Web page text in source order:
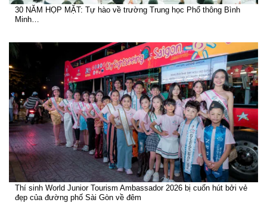
30 NĂM HỌP MẶT: Tự hào về trường Trung học Phổ thông Bình
Minh…
Thí sinh World Junior Tourism Ambassador 2026 bị cuốn hút bởi vẻ
đẹp của đường phố Sài Gòn về đêm